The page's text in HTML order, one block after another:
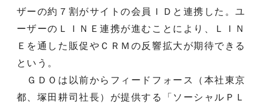
ザーの約７割がサイトの会員ＩＤと連携した。ユ
ーザーのＬＩＮＥ連携が進むことにより、ＬＩＮ
Ｅを通した販促やＣＲＭの反響拡大が期待できる
という。
ＧＤＯは以前からフィードフォース（本社東京
都、塚田耕司社長）が提供する「ソーシャルＰＬ